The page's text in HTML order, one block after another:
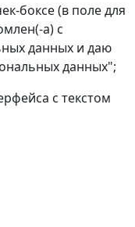
боксе (в поле для
а) с
данных и даю
данных";
с текстом